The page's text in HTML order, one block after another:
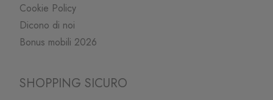
Cookie Policy
Dicono di noi
Bonus mobili 2026
SHOPPING SICURO